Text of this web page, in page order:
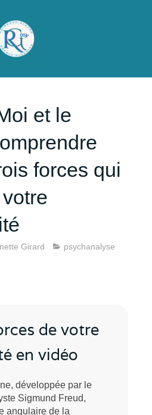
et le
forces qui
Girard
psychanalyse
de votre
en vidéo
développée par le
Sigmund Freud,
angulaire de la